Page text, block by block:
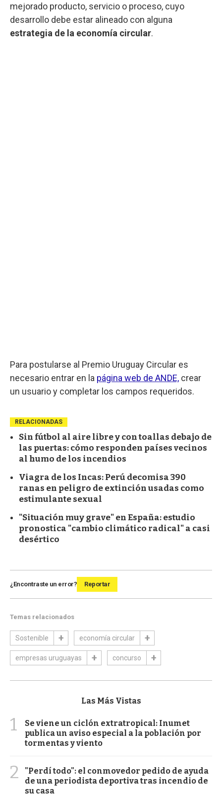
mejorado producto, servicio o proceso, cuyo
desarrollo debe estar alineado con alguna
estrategia de la economía circular.
Para postularse al Premio Uruguay Circular es
necesario entrar en la página web de ANDE, crear
un usuario y completar los campos requeridos.
RELACIONADAS
Sin fútbol al aire libre y con toallas debajo de
las puertas: cómo responden países vecinos
al humo de los incendios
Viagra de los Incas: Perú decomisa 390
ranas en peligro de extinción usadas como
estimulante sexual
"Situación muy grave" en España: estudio
pronostica "cambio climático radical" a casi
desértico
¿Encontraste un error? Reportar
Temas relacionados
Sostenible economía circular
empresas uruguayas concurso
Las Más Vistas
1
Se viene un ciclón extratropical: Inumet
publica un aviso especial a la población por
tormentas y viento
2
"Perdí todo": el conmovedor pedido de ayuda
de una periodista deportiva tras incendio de
su casa